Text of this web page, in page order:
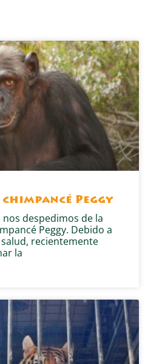
Peggy
despedimos de la
Peggy. Debido a
recientemente
la